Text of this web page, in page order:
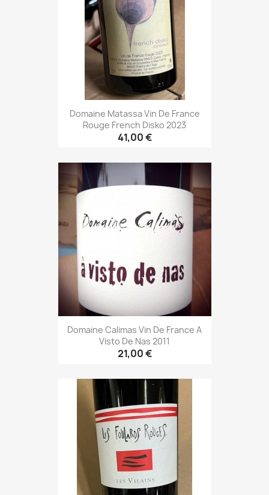
Domaine Matassa Vin De France
Rouge French Disko 2023
41,00 €
Domaine Calimas Vin De France A
Visto De Nas 2011
21,00 €